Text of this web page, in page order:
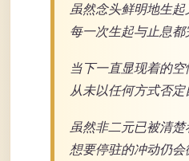
虽然念头鲜明地生起
每一次生起与止息都
当下一直显现着的空
从未以任何方式否定
虽然非二元已被清楚
想要停驻的冲动仍会